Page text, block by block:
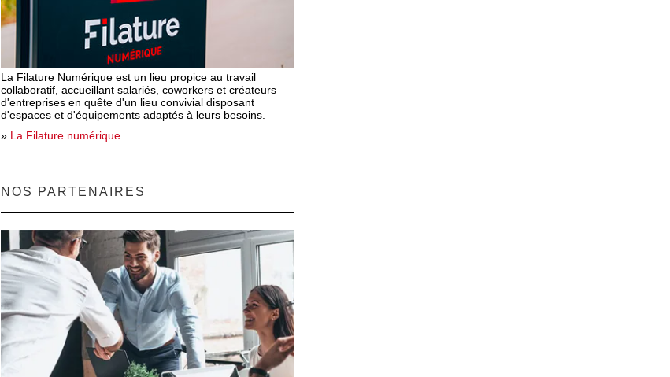
La Filature Numérique est un lieu propice au travail
collaboratif, accueillant salariés, coworkers et créateurs
d'entreprises en quête d'un lieu convivial disposant
d'espaces et d'équipements adaptés à leurs besoins.
» La Filature numérique
NOS PARTENAIRES